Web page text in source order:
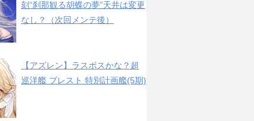
刻“刹那観る胡蝶の夢”天井は変更
なし？（次回メンテ後）
【アズレン】ラスボスかな？超
巡洋艦 ブレスト 特別計画艦(5期)